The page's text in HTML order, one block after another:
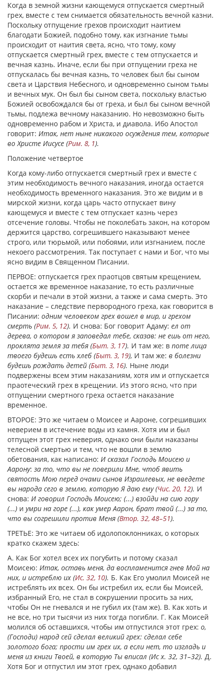
Когда в земной жизни кающемуся отпускается смертный
грех, вместе с тем снимается обязательность вечной казни.
Поскольку отпущение грехов происходит наитием
благодати Божией, подобно тому, как изгнание тьмы
происходит от наития света, ясно, что тому, кому
отпускается смертный грех, вместе с тем отпускается и
вечная казнь. Иначе, если бы при отпущении греха не
отпускалась бы вечная казнь, то человек был бы сыном
света и Царствия Небесного, и одновременно сыном тьмы
и вечных мук. Он был бы сыном света, поскольку властью
Божией освобождался бы от греха, и был бы сыном вечной
тьмы, подлежа вечному наказанию. Но невозможно быть
одновременно рабом и Христа, и диавола. Ибо Апостол
говорит: Итак, нет ныне никакого осуждения тем, которые
во Христе Иисусе (Рим. 8, 1).
Положение четвертое
Когда кому-либо отпускается смертный грех и вместе с
этим необходимость вечного наказания, иногда остается
необходимость временного наказания. Это же видим и в
мирской жизни, когда царь часто отпускает вину
кающемуся и вместе с тем отпускает казнь через
отсечение головы. Чтобы не поколебать закон, на котором
держится царство, согрешившего наказывают менее
строго, или тюрьмой, или побоями, или изгнанием, после
некоего рассмотрения. Так поступает с нами и Бог, что мы
ясно видим в Священном Писании.
ПЕРВОЕ: отпускается грех праотцов святым крещением,
остается же временное наказание, то есть различные
скорби и печали в этой жизни, а также и сама смерть. Это
наказание – следствие первородного греха, как говорится в
Писании: одним человеком грех вошел в мир, и грехом
смерть (Рим. 5, 12). И снова: Бог говорит Адаму: ел от
дерева, о котором я заповедал тебе, сказав: не ешь от него,
проклята земля за тебя (Быт. 3, 17). И там же: в поте лица
твоего будешь есть хлеб (Быт. 3, 19), И там же: в болезни
будешь рождать детей (Быт. 3, 16). Ныне люди
подвержены всем этим наказаниям, хотя им и отпускается
праотеческий грех в крещении. Из этого ясно, что при
отпущении смертного греха остается наказание
временное.
ВТОРОЕ: Это же читаем о Моисее и Аароне, согрешивших
неверием в истечение воды из камня. Хотя им и был
отпущен этот грех неверия, однако они были наказаны
телесной смертью и тем, что не вошли в землю
обетования, как написано: И сказал Господь Моисею и
Аарону: за то, что вы не поверили Мне, чтоб явить
святость Мою перед очами сынов Израилевых, не введете
вы народа сего в землю, которую Я даю ему (Чис. 20, 12). И
снова: И говорил Господь Моисею; (...) взойди на сию гору
(...) и умри на горе (...), как умер Аарон, брат твой (...) за то,
что вы согрешили против Меня (Втор. 32, 48–51).
ТРЕТЬЕ: Это же читаем об идолопоклонниках, о которых
кратко скажем здесь:
А. Как Бог хотел всех их погубить и потому сказал
Моисею: Итак, оставь меня, да воспламенится гнев Мой на
них, и истреблю их (Ис. 32, 10). Б. Как Его умолил Моисей не
истреблять их всех. Он бы истребил их, если бы Моисей,
избранный Его, не стал в сокрушении просить за них,
чтобы Он не гневался и не губил их (там же). В. Как хоть и
не все, но три тысячи из них тогда погибли. Г. Как Моисей
молился об оставшихся, чтобы им отпустился этот грех: о,
(Господи) народ сей сделал великий грех: сделал себе
золотого бога; прости им грех их, а если нет, то изгладь и
меня из книги Твоей, в которую Ты вписал (Ис x. 32, 31–32). Д.
Хотя Бог и отпустил им этот грех, однако добавил